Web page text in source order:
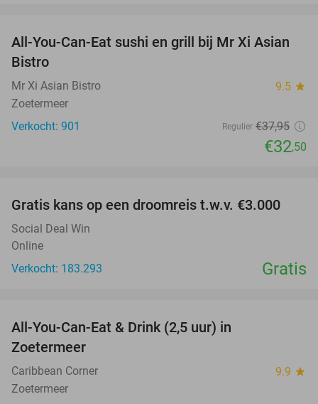
14%
All-You-Can-Eat sushi en grill bij Mr Xi Asian
Bistro
Mr Xi Asian Bistro 9.5 star
Zoetermeer
Verkocht: 901
Regulier €37,95
€32,50
Gratis kans op een droomreis t.w.v. €3.000
Social Deal Win
Online
Verkocht: 183.293
Gratis
All-You-Can-Eat & Drink (2,5 uur) in
Zoetermeer
Caribbean Corner 9.9 star
Zoetermeer